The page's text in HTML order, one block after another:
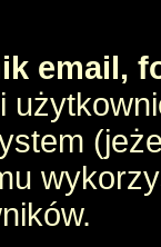
email,